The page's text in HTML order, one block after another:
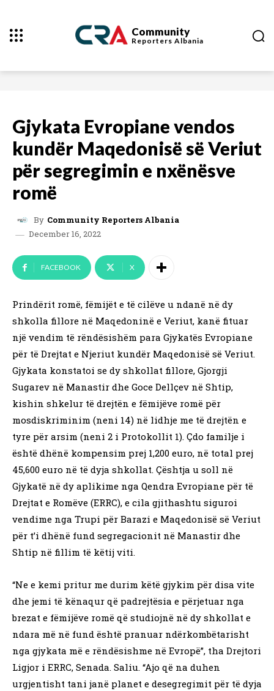
Community
Reporters Albania
Gjykata Evropiane vendos
kundër Maqedonisë së Veriut
për segregimin e nxënësve
romë
By Community Reporters Albania
December 16, 2022
FACEBOOK X
Prindërit romë, fëmijët e të cilëve u ndanë në dy
shkolla fillore në Maqedoninë e Veriut, kanë fituar
një vendim të rëndësishëm para Gjykatës Evropiane
për të Drejtat e Njeriut kundër Maqedonisë së Veriut.
Gjykata konstatoi se dy shkollat fillore, Gjorgji
Sugarev në Manastir dhe Goce Dellçev në Shtip,
kishin shkelur të drejtën e fëmijëve romë për
mosdiskriminim (neni 14) në lidhje me të drejtën e
tyre për arsim (neni 2 i Protokollit 1). Çdo familje i
është dhënë kompensim prej 1,200 euro, në total prej
45,600 euro në të dyja shkollat. Çështja u soll në
Gjykatë në dy aplikime nga Qendra Evropiane për të
Drejtat e Romëve (ERRC), e cila gjithashtu siguroi
vendime nga Trupi për Barazi e Maqedonisë së Veriut
për t’i dhënë fund segregacionit në Manastir dhe
Shtip në fillim të këtij viti.
“Ne e kemi pritur me durim këtë gjykim për disa vite
dhe jemi të kënaqur që padrejtësia e përjetuar nga
brezat e fëmijëve romë që studiojnë në dy shkollat e
ndara më në fund është pranuar ndërkombëtarisht
nga gjykata më e rëndësishme në Evropë”, tha Drejtori
Ligjor i ERRC, Senada. Saliu. “Ajo që na duhen
urgjentisht tani janë planet e desegregimit për të dyja